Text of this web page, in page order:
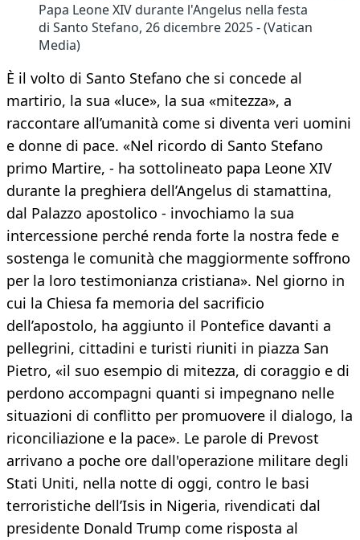
Papa Leone XIV durante l'Angelus nella festa
di Santo Stefano, 26 dicembre 2025 - (Vatican
Media)
È il volto di Santo Stefano che si concede al
martirio, la sua «luce», la sua «mitezza», a
raccontare all’umanità come si diventa veri uomini
e donne di pace. «Nel ricordo di Santo Stefano
primo Martire, - ha sottolineato papa Leone XIV
durante la preghiera dell’Angelus di stamattina,
dal Palazzo apostolico - invochiamo la sua
intercessione perché renda forte la nostra fede e
sostenga le comunità che maggiormente soffrono
per la loro testimonianza cristiana». Nel giorno in
cui la Chiesa fa memoria del sacrificio
dell’apostolo, ha aggiunto il Pontefice davanti a
pellegrini, cittadini e turisti riuniti in piazza San
Pietro, «il suo esempio di mitezza, di coraggio e di
perdono accompagni quanti si impegnano nelle
situazioni di conflitto per promuovere il dialogo, la
riconciliazione e la pace». Le parole di Prevost
arrivano a poche ore dall'operazione militare degli
Stati Uniti, nella notte di oggi, contro le basi
terroristiche dell’Isis in Nigeria, rivendicati dal
presidente Donald Trump come risposta al